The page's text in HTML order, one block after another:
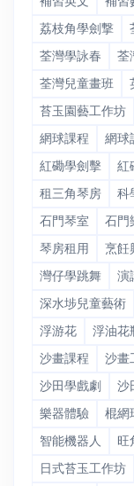
荔枝角學劍撃
荃灣學詠春
荃
荃灣兒童畫班
苔玉園藝工作坊
網球課程
網球
紅磡學劍擊
紅
租三角琴房
科
石門琴室
石門
琴房租用
烹飪
灣仔學跳舞
演
深水埗兒童藝術
浮游花
浮油花
沙畫課程
沙畫
沙田學戲劇
沙
樂器體驗
棍網
智能機器人
旺
日式苔玉工作坊